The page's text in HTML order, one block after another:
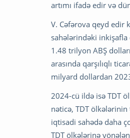
artımı ifadə edir və
V. Cəfərova qeyd edir
sahələrindəki
1.48 trilyon ABŞ
arasında qarşılıqlı
milyard dollardan
2024-cü ildə isə TDT
nəticə, TDT
iqtisadi sahədə daha
TDT ölkələrinə